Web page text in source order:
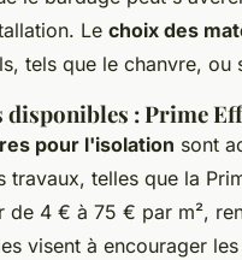
Le choix des
tels que le chanvre,
: Prime
pour l'isolation sont
telles que la
de 4 € à 75 € par m²,
visent à encourager